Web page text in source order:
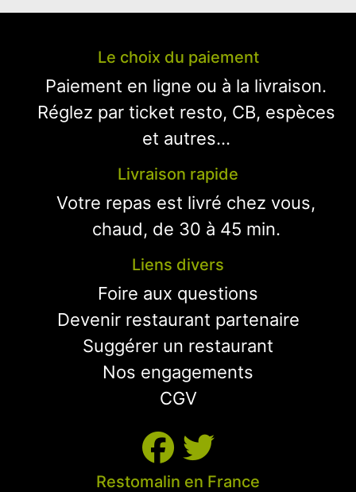
Le choix du paiement
Paiement en ligne ou à la livraison.
Réglez par ticket resto, CB, espèces
et autres...
Livraison rapide
Votre repas est livré chez vous,
chaud, de 30 à 45 min.
Liens divers
Foire aux questions
Devenir restaurant partenaire
Suggérer un restaurant
Nos engagements
CGV
Restomalin en France